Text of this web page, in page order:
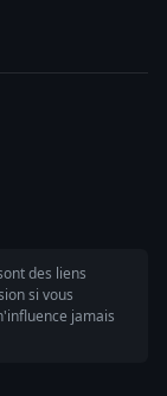
des liens
si vous
jamais